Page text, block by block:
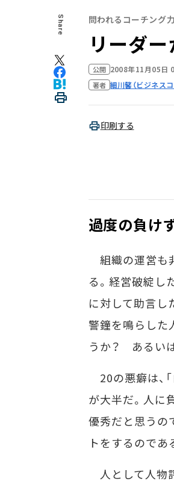
Share 問われるコーチング力
リーダ
公開 2008年11月05日
著者 細川馨（ビジネスコ
印刷する
過度の負け
組織の運営も
る。経営破綻し
に対して助言し
警鐘を鳴らした
うか？ あるい
20の悪癖は、
が大半だ。人に
優秀だと思うの
トをするのであ
人として人物